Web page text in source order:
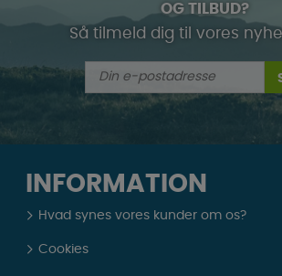
OG TILBUD?
Så tilmeld dig til vores
INFORMATION
Hvad synes vores kunder om os?
Cookies